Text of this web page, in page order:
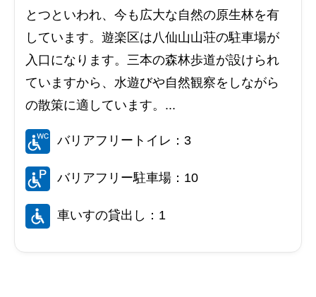
とつといわれ、今も広大な自然の原生林を有
しています。遊楽区は八仙山山荘の駐車場が
入口になります。三本の森林歩道が設けられ
ていますから、水遊びや自然観察をしながら
の散策に適しています。...
バリアフリートイレ：3
バリアフリー駐車場：10
車いすの貸出し：1